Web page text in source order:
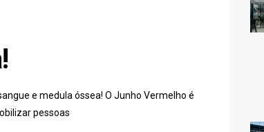
e medula óssea! O Junho Vermelho é
pessoas